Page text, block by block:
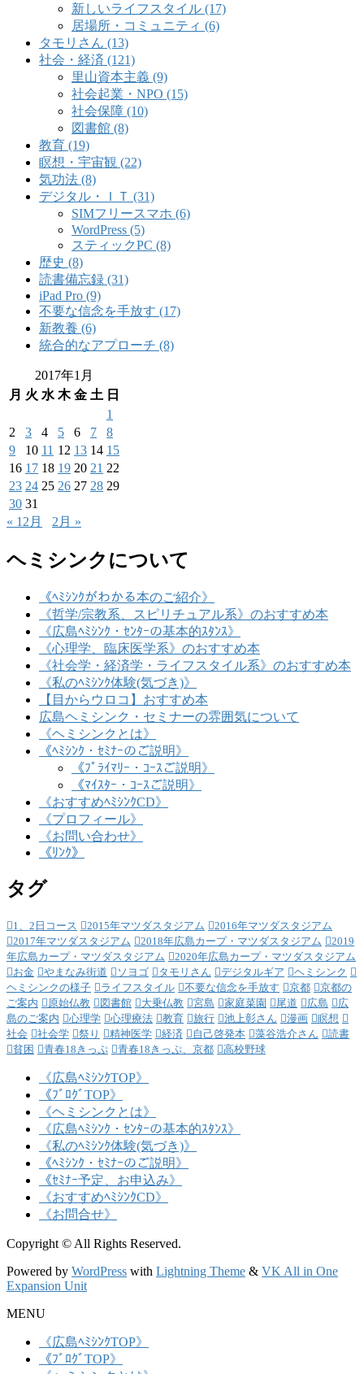
新しいライフスタイル (17)
居場所・コミュニティ (6)
タモリさん (13)
社会・経済 (121)
里山資本主義 (9)
社会起業・NPO (15)
社会保障 (10)
図書館 (8)
教育 (19)
瞑想・宇宙観 (22)
気功法 (8)
デジタル・ＩＴ (31)
SIMフリースマホ (6)
WordPress (5)
スティックPC (8)
歴史 (8)
読書備忘録 (31)
iPad Pro (9)
不要な信念を手放す (17)
新教養 (6)
統合的なアプローチ (8)
2017年1月
月 火 水 木 金 土 日
1
2
3 4 5 6 7
8
9
10 11 12 13 14 15
16 17 18 19 20 21 22
23 24 25 26 27 28 29
30 31
« 12月
2月 »
ヘミシンクについて
《ﾍﾐｼﾝｸがわかる本のご紹介》
《哲学/宗教系、スピリチュアル系》のおすすめ本
《広島ﾍﾐｼﾝｸ・ｾﾝﾀｰの基本的ｽﾀﾝｽ》
《心理学、臨床医学系》のおすすめ本
《社会学・経済学・ライフスタイル系》のおすすめ本
《私のﾍﾐｼﾝｸ体験(気づき)》
【目からウロコ】おすすめ本
広島ヘミシンク・セミナーの雰囲気について
《ヘミシンクとは》
《ﾍﾐｼﾝｸ・ｾﾐﾅｰのご説明》
《ﾌﾟﾗｲﾏﾘｰ・ｺｰｽご説明》
《ﾏｲｽﾀｰ・ｺｰｽご説明》
《おすすめﾍﾐｼﾝｸCD》
《プロフィール》
《お問い合わせ》
《ﾘﾝｸ》
タグ
1、2日コース 2015年マツダスタジアム
2016年マツダスタジアム
2017年マツダスタジアム
2018年広島カープ・マツダスタジアム
2019
年広島カープ・マツダスタジアム
2020年広島カープ・マツダスタジアム
お金
やまなみ街道 ソヨゴ タモリさん デジタルギア
ヘミシンク
ヘミシンクの様子
ライフスタイル 不要な信念を手放す 京都
京都の
ご案内
原始仏教 図書館 大乗仏教 宮島 家庭菜園 尾道 広島
広
島のご案内
心理学 心理療法 教育 旅行 池上彰さん 漫画
瞑想
社会
社会学 祭り 精神医学 経済 自己啓発本 藻谷浩介さん
読書
貧困
青春18きっぷ 青春18きっぷ、京都 高校野球
《広島ﾍﾐｼﾝｸTOP》
《ﾌﾞﾛｸﾞTOP》
《ヘミシンクとは》
《広島ﾍﾐｼﾝｸ・ｾﾝﾀｰの基本的ｽﾀﾝｽ》
《私のﾍﾐｼﾝｸ体験(気づき)》
《ﾍﾐｼﾝｸ・ｾﾐﾅｰのご説明》
《ｾﾐﾅｰ予定、お申込み》
《おすすめﾍﾐｼﾝｸCD》
《お問合せ》
Copyright © All Rights Reserved.
Powered by WordPress with Lightning Theme & VK All in One
Expansion Unit
MENU
《広島ﾍﾐｼﾝｸTOP》
《ﾌﾞﾛｸﾞTOP》